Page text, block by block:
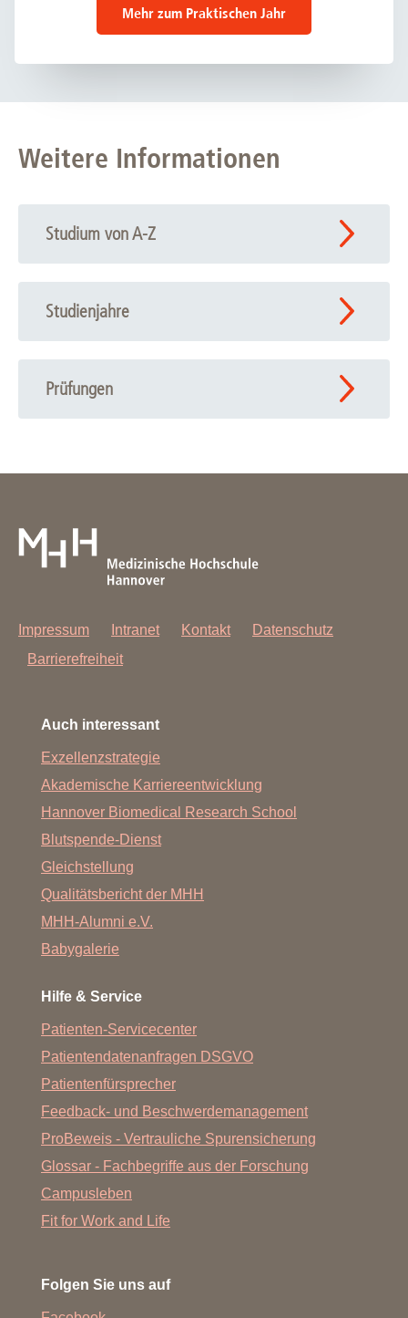
Mehr zum Praktischen Jahr
Weitere Informationen
Studium von A-Z
Studienjahre
Prüfungen
Impressum Intranet Kontakt
Datenschutz
Barrierefreiheit
Auch interessant
Exzellenzstrategie
Akademische Karriereentwicklung
Hannover Biomedical Research School
Blutspende-Dienst
Gleichstellung
Qualitätsbericht der MHH
MHH-Alumni e.V.
Babygalerie
Hilfe & Service
Patienten-Servicecenter
Patientendatenanfragen DSGVO
Patientenfürsprecher
Feedback- und Beschwerdemanagement
ProBeweis - Vertrauliche Spurensicherung
Glossar - Fachbegriffe aus der Forschung
Campusleben
Fit for Work and Life
Folgen Sie uns auf